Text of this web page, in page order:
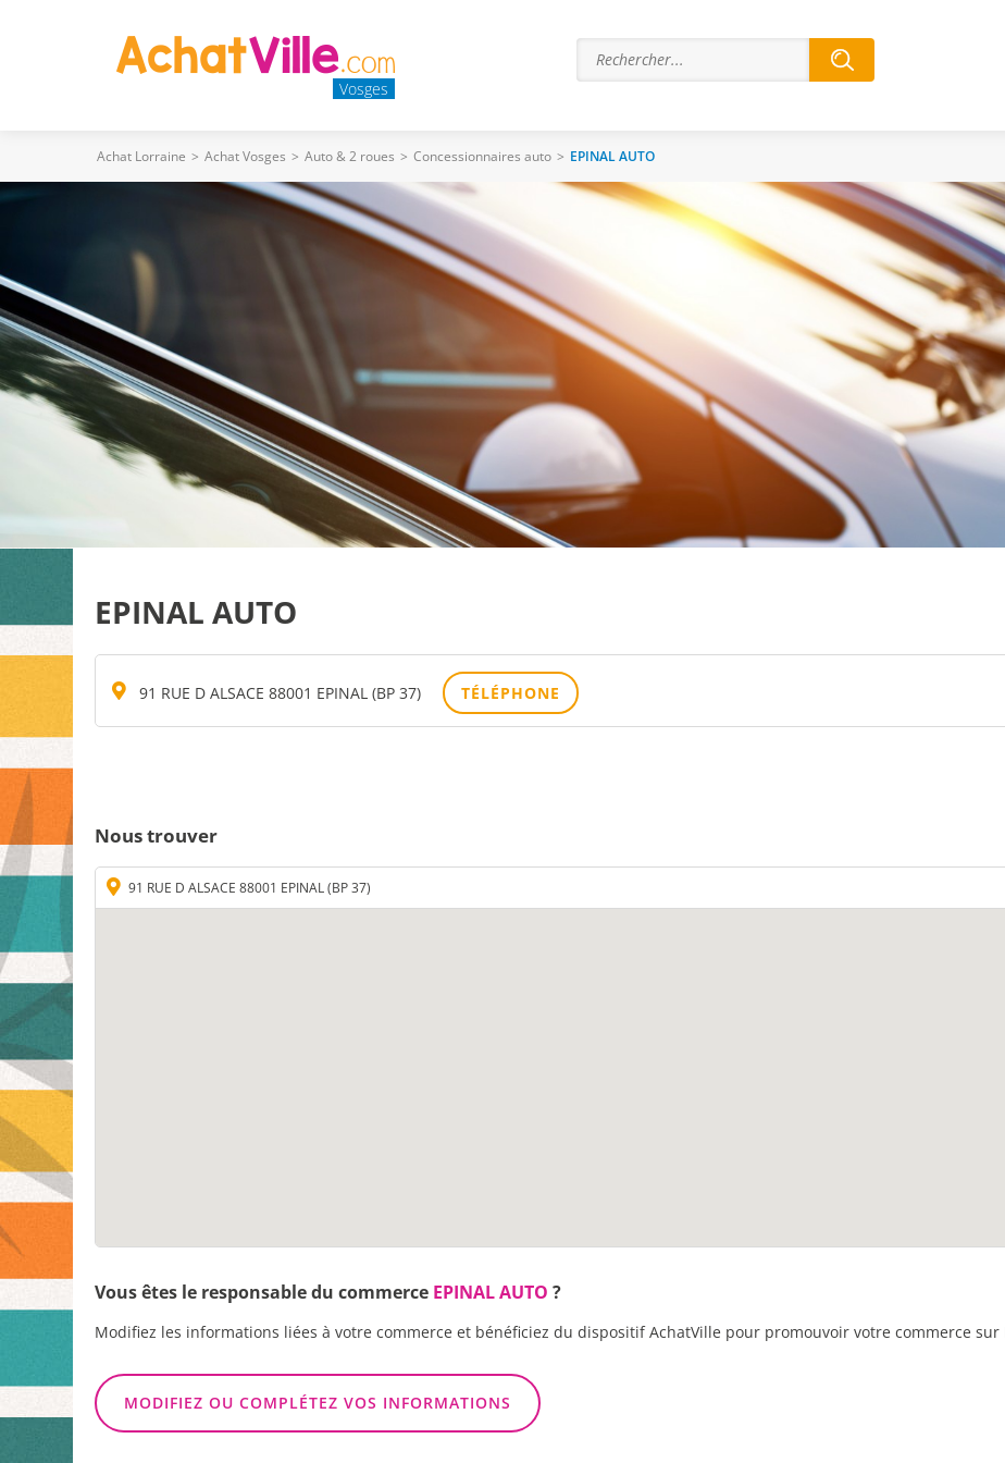
Vosges
Achat Lorraine > Achat Vosges > Auto & 2 roues > Concessionnaires auto > EPINAL AUTO
EPINAL AUTO
91 RUE D ALSACE 88001 EPINAL (BP 37) TÉLÉPHONE
Nous trouver
91 RUE D ALSACE 88001 EPINAL (BP 37)
Vous êtes le responsable du commerce EPINAL AUTO ?
Modifiez les informations liées à votre commerce et bénéficiez du dispositif AchatVille pour promouvoir votre commerce
MODIFIEZ OU COMPLÉTEZ VOS INFORMATIONS